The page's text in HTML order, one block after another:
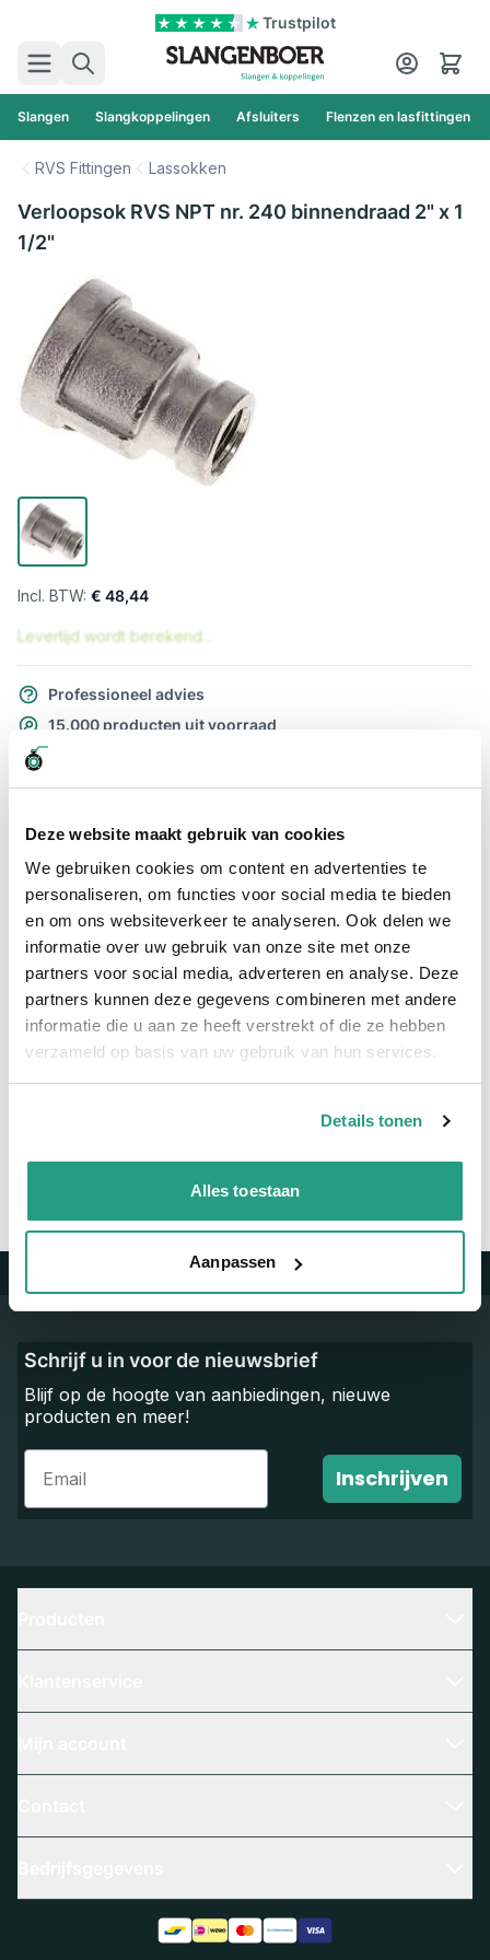
Deze website maakt gebruik van cookies
We gebruiken cookies om content en advertenties te
personaliseren, om functies voor social media te bieden
en om ons websiteverkeer te analyseren. Ook delen we
informatie over uw gebruik van onze site met onze
partners voor social media, adverteren en analyse. Deze
partners kunnen deze gegevens combineren met andere
informatie die u aan ze heeft verstrekt of die ze hebben
verzameld op basis van uw gebruik van hun services.
Details tonen
Alles toestaan
Aanpassen
Trustpilot
Zoek
Cart
Slangen Slangkoppelingen Afsluiters Flenzen en lasfittingen
RVS Fittingen Lassokken
Verloopsok RVS NPT nr. 240 binnendraad 2" x 1
1/2"
€ 48,44
Levertijd wordt berekend...
Professioneel advies
15.000 producten uit voorraad
Snelle levering
Snel naar
Meer informatie
Meer informatie
Maatvoering koppeling 2" x 1 1/2"
Vragen? Neem dan nu contact op
Schrijf u in voor de nieuwsbrief
Blijf op de hoogte van aanbiedingen, nieuwe
producten en meer!
Email
Inschrijven